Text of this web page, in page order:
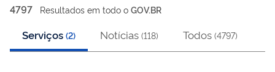
4797 Resultados em todo o GOV.BR
Serviços (2) Notícias (118) Todos (4797)